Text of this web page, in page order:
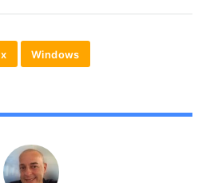
Windows